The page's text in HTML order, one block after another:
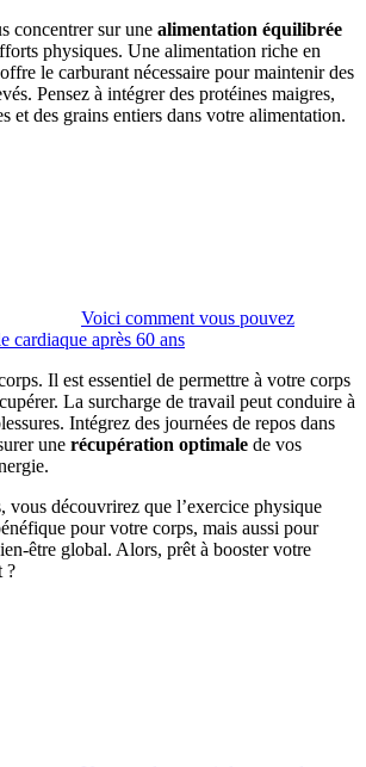
concentrer sur une alimentation équilibrée
physiques. Une alimentation riche en
le carburant nécessaire pour maintenir des
Pensez à intégrer des protéines maigres,
et des grains entiers dans votre alimentation.
Voici comment vous pouvez
cardiaque après 60 ans
Il est essentiel de permettre à votre corps
La surcharge de travail peut conduire à
Intégrez des journées de repos dans
une récupération optimale de vos
vous découvrirez que l’exercice physique
pour votre corps, mais aussi pour
être global. Alors, prêt à booster votre
?